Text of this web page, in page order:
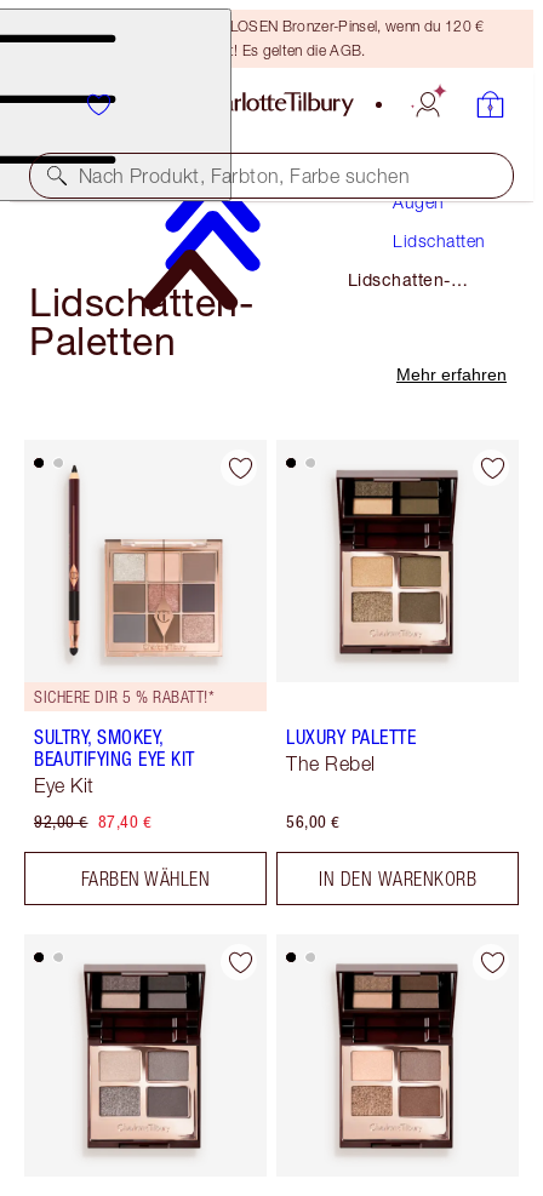
Sichere dir einen KOSTENLOSEN Bronzer-Pinsel, wenn du 120 €
ausgibst! Es gelten die AGB.
Nach Produkt, Farbton, Farbe suchen
Augen
Lidschatten
Lidschatten-
Lidschatten-
Paletten
Mehr erfahren
SICHERE DIR 5 % RABATT!*
SULTRY, SMOKEY,
BEAUTIFYING EYE KIT
Eye Kit
92,00 € 87,40 €
FARBEN WÄHLEN
LUXURY PALETTE
The Rebel
56,00 €
IN DEN WARENKORB